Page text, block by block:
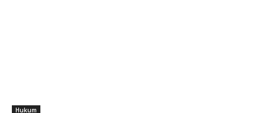
Hukum